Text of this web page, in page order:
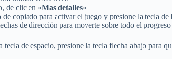
de clic en «Mas detalles«
copiado para activar el juego y presione la tecla de
de dirección para moverte sobre todo el
tecla de espacio, presione la tecla flecha abajo para